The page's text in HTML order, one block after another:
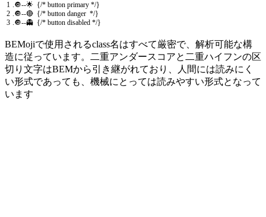
1
2
3
.🔘--🌟 {/* button primary */}
.🔘--🔴 {/* button danger */}
.🔘--👻 {/* button disabled */}
BEMojiで使用されるclass名はすべて厳密で、解析可能な構
造に従っています。二重アンダースコアと二重ハイフンの区
切り文字はBEMから引き継がれており、人間には読みにく
い形式であっても、機械にとっては読みやすい形式となって
います